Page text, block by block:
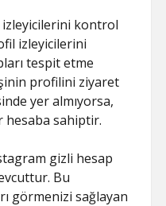
kontrol
izleyicilerini
tespit etme
profilini ziyaret
yer almıyorsa,
sahiptir.
gizli hesap
Bu
görmenizi sağlayan